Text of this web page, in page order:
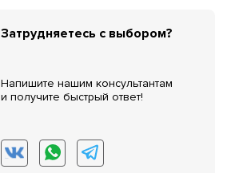
Затрудняетесь с выбором?
Напишите нашим консультантам
и получите быстрый ответ!